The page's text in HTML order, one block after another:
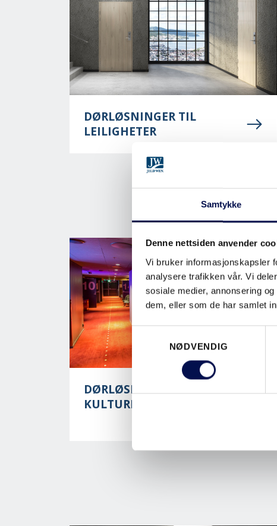
Samtykke
Denne nettsiden anvender
Vi bruker informasjonskapsler
analysere trafikken vår. Vi
sosiale medier, annonsering
dem, eller som de har samlet
Consent
Selection
NØDVENDIG
DØRLØSNINGER TIL
LEILIGHETER
DØRLØSNINGER TIL
KULTURBYGG